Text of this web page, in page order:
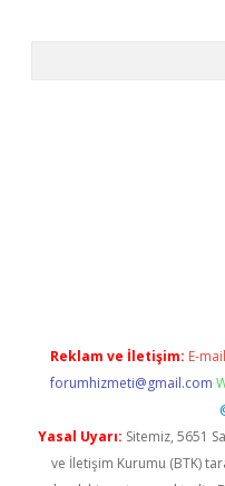
Reklam ve İletişim: E-
forumhizmeti@gmail.com
Yasal Uyarı: Sitemiz, 5651
ve İletişim Kurumu (BTK)